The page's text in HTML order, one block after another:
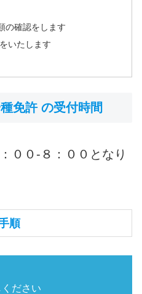
の確認をします
いたします
免許 の受付時間
００-８：００となり
順
ださい